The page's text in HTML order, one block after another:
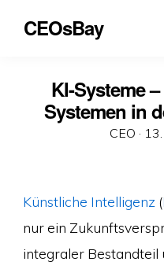
CEOsBay
KI-Systeme
Systemen in
CEO ·
Künstliche Intelligenz (
nur ein
integraler Bestandteil